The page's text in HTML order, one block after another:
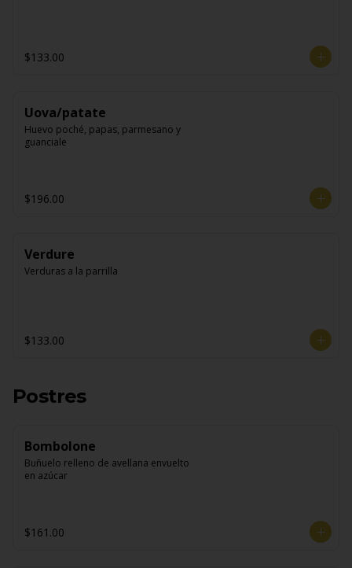
$133.00
Uova/patate
Huevo poché, papas, parmesano y
guanciale
$196.00
Verdure
Verduras a la parrilla
$133.00
Postres
Bombolone
Buñuelo relleno de avellana envuelto
en azúcar
$161.00